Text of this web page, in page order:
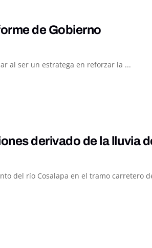
de Gobierno
al ser un estratega en reforzar la ...
derivado de la lluvia
del río Cosalapa en el tramo carretero